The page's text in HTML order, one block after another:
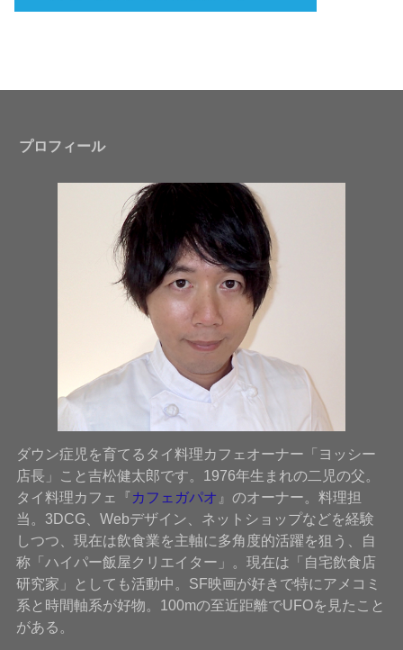
プロフィール
ダウン症児を育てるタイ料理カフェオーナー「ヨッシー
店長」こと吉松健太郎です。1976年生まれの二児の父。
タイ料理カフェ『 カフェガパオ 』のオーナー。料理担
当。3DCG、Webデザイン、ネットショップなどを経験
しつつ、現在は飲食業を主軸に多角度的活躍を狙う、自
称「ハイパー飯屋クリエイター」。現在は「自宅飲食店
研究家」としても活動中。SF映画が好きで特にアメコミ
系と時間軸系が好物。100mの至近距離でUFOを見たこと
がある。